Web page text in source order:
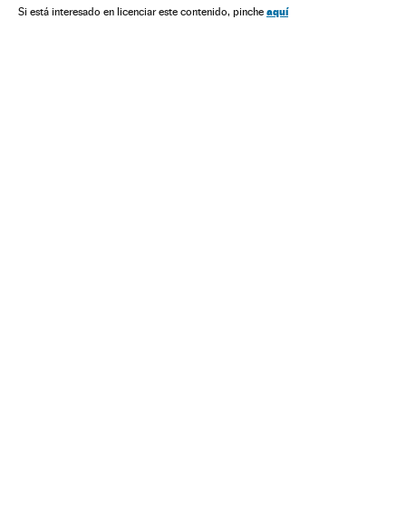
Si está interesado en licenciar este contenido, pinche aquí